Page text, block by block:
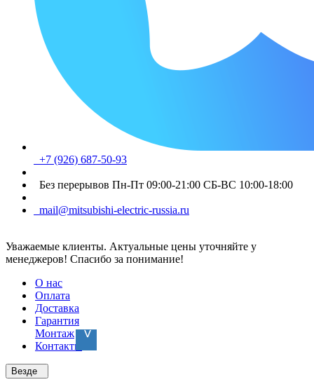
+7 (926) 687-50-93
Без перерывов Пн-Пт 09:00-21:00 СБ-ВС 10:00-18:00
mail@mitsubishi-electric-russia.ru
Уважаемые клиенты. Актуальные цены уточняйте у
менеджеров! Спасибо за понимание!
О нас
Оплата
Доставка
Гарантия
Монтаж
Контакты
Везде